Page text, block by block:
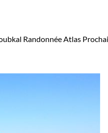
Randonnée Atlas